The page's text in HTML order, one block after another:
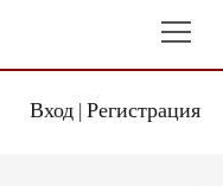
Вход| Регистрация